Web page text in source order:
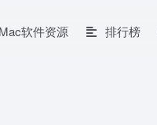
Mac软件资源 排行榜